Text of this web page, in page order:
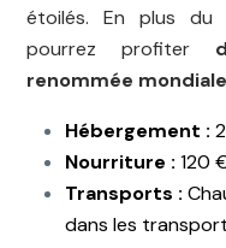
étoilés. En plus du
pourrez profiter
renommée mondiale
Hébergement :
Nourriture : 120
Transports :
dans les